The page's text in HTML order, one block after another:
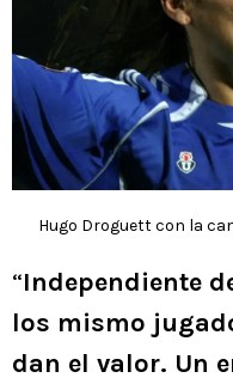
Hugo Droguett con la
“Independiente
los mismo
dan el valor. Un